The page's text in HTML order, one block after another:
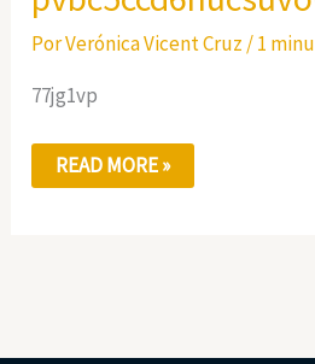
PorVerónica Vicent Cruz /1
77jg1vp
READ MORE »